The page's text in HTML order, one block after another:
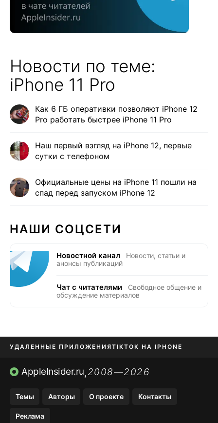
Новости по теме:
iPhone 11 Pro
Как 6 ГБ оперативки позволяют iPhone 12
Pro работать быстрее iPhone 11 Pro
Наш первый взгляд на iPhone 12, первые
сутки с телефоном
Официальные цены на iPhone 11 пошли на
спад перед запуском iPhone 12
НАШИ СОЦСЕТИ
Новостной канал
Новости, статьи и
анонсы публикаций
Чат с читателями
Свободное общение и
обсуждение материалов
УДАЛЕННЫЕ ПРИЛОЖЕНИЯTIKTOK НА IPHONE
ПРИЛОЖЕНИЯ БЕЗ APP STORE
AppleInsider.ru,2008—2026
Темы Авторы О проекте Контакты
Реклама